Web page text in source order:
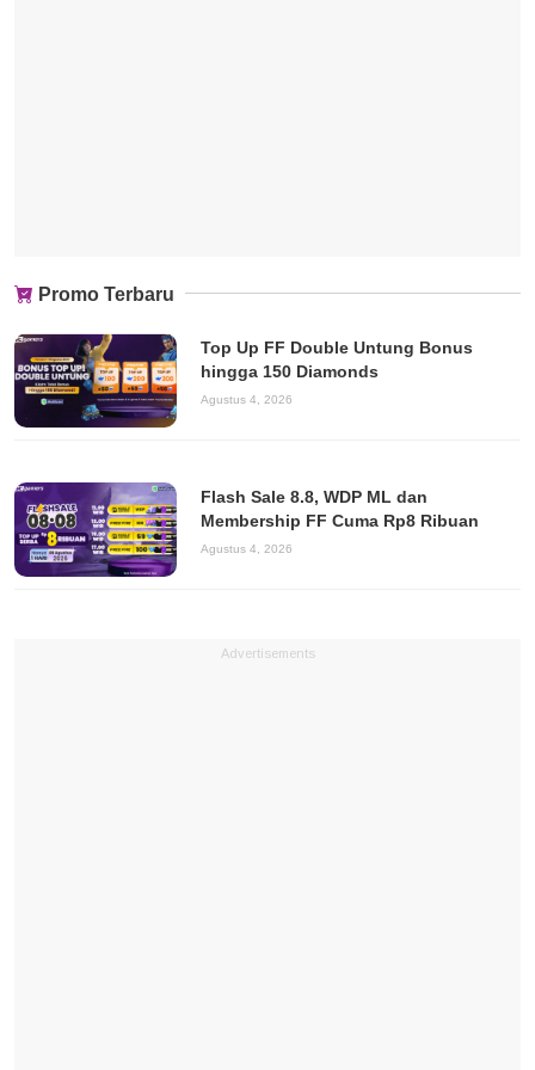
Promo Terbaru
Top Up FF Double Untung Bonus
hingga 150 Diamonds
Agustus 4, 2026
Flash Sale 8.8, WDP ML dan
Membership FF Cuma Rp8 Ribuan
Agustus 4, 2026
Advertisements